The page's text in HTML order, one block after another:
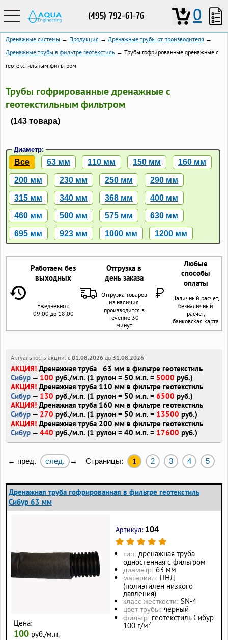
(495) 792-61-76 0
Дренажные системы → Продукция → Дренажные трубы от производителя →
Дренажные трубы в фильтре геотекстиль → Трубы гофрированные дренажные с
геотекстильным фильтром
Трубы гофрированные дренажные с
геотекстильным фильтром
(143 товара)
Диаметр:
Все 63 мм 110 мм 150 мм 160 мм
200 мм 230 мм 250 мм 290 мм
315 мм 340 мм 368 мм 400 мм
460 мм 500 мм 575 мм 630 мм
695 мм 923 мм 1000 мм 1200 мм
Работаем без
выходных
Отгрузка в
день заказа
Любые
способы
оплаты
Ежедневно с
09:00 до 18:00
Отгрузка товаров
из наличия
производится в
течение 30
минут
Наличный расчет,
безналичный
расчет,
банковская карта
Актуальность акции: c 01.08.2026 до 31.08.2026
АКЦИЯ! Дренажная труба 63 мм в фильтре геотекстиль
Сибур — 100 руб./м.п. (1 рулон = 50 м.п. = 5000 руб.)
АКЦИЯ! Дренажная труба 110 мм в фильтре геотекстиль
Сибур — 130 руб./м.п. (1 рулон = 50 м.п. = 6500 руб.)
АКЦИЯ! Дренажная труба 160 мм в фильтре геотекстиль
Сибур — 270 руб./м.п. (1 рулон = 50 м.п. = 13500 руб.)
АКЦИЯ! Дренажная труба 200 мм в фильтре геотекстиль
Сибур — 440 руб./м.п. (1 рулон = 40 м.п. = 17600 руб.)
← пред. след. → Страницы: 1 2 3 4 5
Дренажная труба гофрированная в фильтре геотекстиль
Сибур 63 мм
Цена:
100 руб./м.п.
Артикул: 104
тип: дренажная труба
одностенная с фильтром
диаметр: 63 мм
материал: ПНД
(полиэтилен низкого
давления)
класс жесткости: SN-4
цвет трубы: чёрный
фильтр: геотекстиль Сибур
100 г/м²